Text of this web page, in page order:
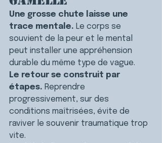
Une grosse chute laisse une
trace mentale. Le corps se
souvient de la peur et le mental
peut installer une appréhension
durable du même type de vague.
Le retour se construit par
étapes. Reprendre
progressivement, sur des
conditions maîtrisées, évite de
raviver le souvenir traumatique trop
vite.